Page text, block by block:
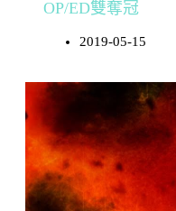
OP/ED雙奪冠
2019-05-15